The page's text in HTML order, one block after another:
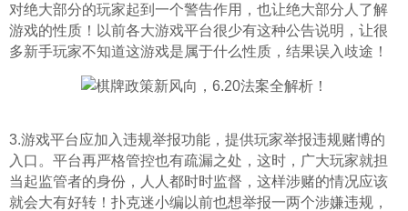
对绝大部分的玩家起到一个警告作用，也让绝大部分人了解
游戏的性质！以前各大游戏平台很少有这种公告说明，让很
多新手玩家不知道这游戏是属于什么性质，结果误入歧途！
3.游戏平台应加入违规举报功能，提供玩家举报违规赌博的
入口。平台再严格管控也有疏漏之处，这时，广大玩家就担
当起监管者的身份，人人都时时监督，这样涉赌的情况应该
就会大有好转！扑克迷小编以前也想举报一两个涉嫌违规，